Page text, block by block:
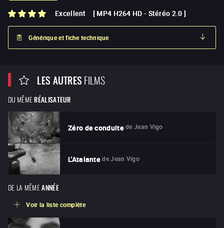
Excellent [ MP4 H264 HD - Stéréo 2.0 ]
Générique et fiche technique
LES AUTRESFILMS
DU MÊME RÉALISATEUR
Zéro de conduite de Jean Vigo
L'Atalante de Jean Vigo
DE LA MÊME ANNÉE
Voir la liste complète